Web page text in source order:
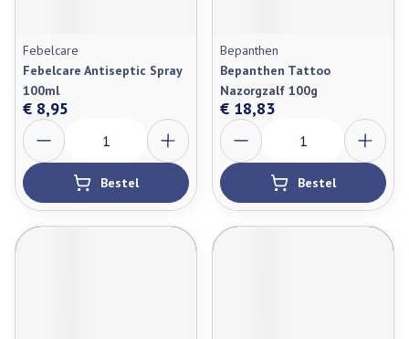
Febelcare
Febelcare Antiseptic Spray
100ml
€ 8,95
Aantal
Bestel
Bepanthen
Bepanthen Tattoo
Nazorgzalf 100g
€ 18,83
Aantal
Bestel